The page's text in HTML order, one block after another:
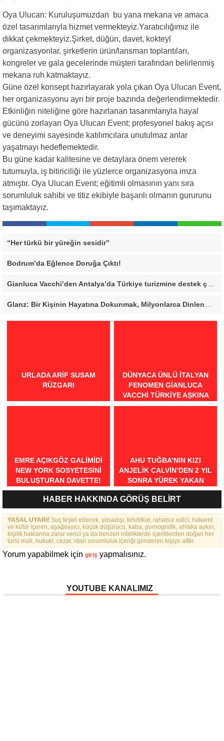
Oya Ulucan: Kuruluşumuzdan bu yana mekana ve amaca
özel tasarımlarıyla hizmet vermekteyiz.Yaratıcılığımız ile
dikkat çekmekteyiz.Şirket, düğün, davet, kokteyl
organizasyonlar, şirketlerin ürün/lansman toplantıları,
kongreler ve gala gecelerinde müşteri tarafından belirlenmiş
mekana ruh katmaktayız.
Güne özel konsept hazırlayarak yola çıkan Oya Ulucan Event,
her organizasyonu ayrı bir proje bazında değerlendirmektedir.
Etkinliğin niteliğine göre hazırlanan tasarımlarıyla hayal
gücünü zorlayan Oya Ulucan Event; profesyonel bakış açısı
ve deneyimi sayesinde katılımcılara unutulmaz anlar
yaşatmayı hedeflemektedir.
Bu güne kadar kalitesine ve detaylara önem vererek
tutumuyla, iş bitiriciliği ile yüzlerce organizasyona imza
atmıştır. Oya Ulucan Event; eğitimli olmasının yanı sıra
sorumluluk sahibi ve titiz ekibiyle başarılı olmanın gururunu
taşımaktayız.
“Her türkü bir yüreğin sesidir”
Bodrum’da Eğlence Doruğa Çıktı!
Gianluca Vacchi’den Antalya’da Türkiye turizmine destek çağrısı
URLADA ARIF SUSAM
RÜZGARI
DÜNYACA ÜNLÜ İTALYAN
FENOMEN GIANLUCA
VACCHI TÜRKIYE AŞKINA
GELIYOR!
EMRE AÇIKGÖZ GALIMIDI
NEW YORK SOSYETESINI
BULUŞTURAN DAVETTE!
AHU TUĞBA’NIN KIZI
ANJELİK CALVİN’DEN 2 YIL
SONRA YÜREK YAKAN
İTİRAFLAR
HABER HAKKINDA GÖRÜŞ BELİRT
YASAL UYARI! Suç teşkil edecek, yasadışı, tehditkar, rahatsız edici, hakaret
ve küfür içeren, aşağılayıcı, küçük düşürücü, kaba, pornografik, ahlaka aykırı,
kişilik haklarına zarar verici ya da benzeri niteliklerde içeriklerden doğan her
türlü mali, hukuki, cezai, idari sorumluluk içeriği gönderen kişiye aittir.
Yorum yapabilmek için giriş yapmalısınız.
YOUTUBE KANALIMIZ